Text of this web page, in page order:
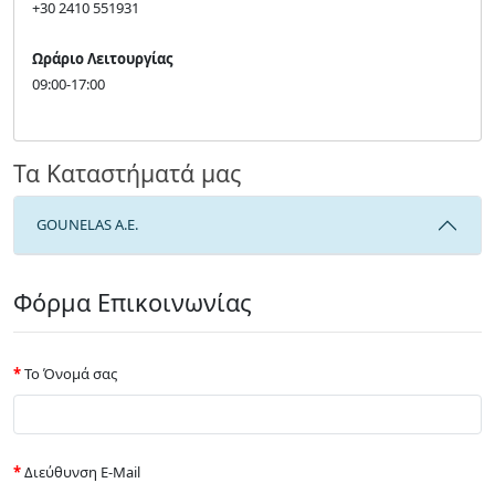
+30 2410 551931
Ωράριο Λειτουργίας
09:00-17:00
Τα Καταστήματά μας
GOUNELAS A.E.
Φόρμα Επικοινωνίας
Το Όνομά σας
Διεύθυνση E-Mail